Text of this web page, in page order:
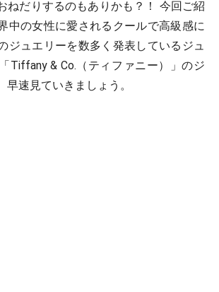
ねだりするのもありかも？！ 今回ご紹
中の女性に愛されるクールで高級感に
ジュエリーを数多く発表しているジュ
Tiffany & Co.（ティファニー）」のジ
早速見ていきましょう。